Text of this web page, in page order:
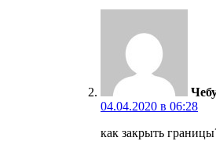
04.04.2020 в 06:28
как закрыть